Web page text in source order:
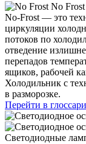
No Frost
No-Frost — это
циркуляции
потоков по
отведение
перепадов
ящиков, рабочей
Холодильник с
в разморозке.
Перейти в
Светодиодные